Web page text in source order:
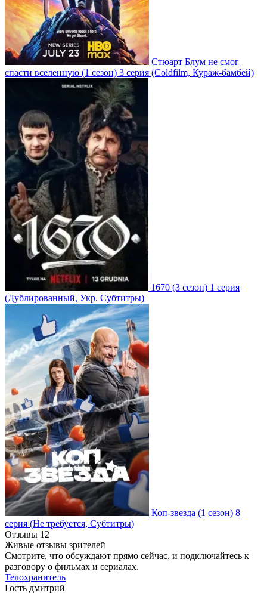
Стюарт Блум не смог
спасти вселенную (1 сезон) 3 серия (Coldfilm, Кураж-бамбей)
1670 (3 сезон) 1 серия
(Дублированный, Укр. Субтитры)
Коп-звезда (1 сезон) 8
серия (Не требуется, Субтитры)
Отзывы 12
Живые отзывы зрителей
Смотрите, что обсуждают прямо сейчас, и подключайтесь к
разговору о фильмах и сериалах.
Телохранитель
Гость дмитрий